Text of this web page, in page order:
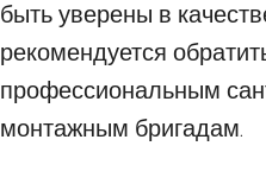
быть уверены в
рекомендуется
профессиональным
монтажным бригадам.